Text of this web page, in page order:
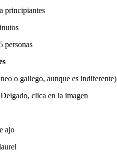
principiantes
personas
o gallego, aunque es indiferente)
clica en la imagen
ajo